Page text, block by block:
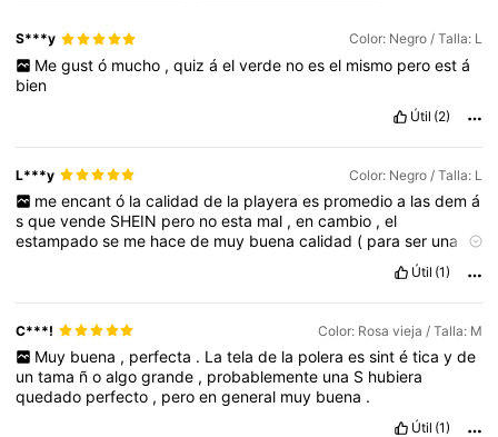
S***y Color: Negro / Talla: L
Me gust ó mucho , quiz á el verde no es el mismo pero est á
bien
Útil (2)
L***y Color: Negro / Talla: L
me encant ó la calidad de la playera es promedio a las dem á
squevende SHEIN pero noesta mal ,encambio ,el
estampadose me hacede muy buenacalidad ( paraser una
son
es muy
buenalarecomiendoaltamentejeje
Útil (1)
C***! Color: Rosa vieja / Talla: M
Muy buena , perfecta . La tela de la polera es sint é tica y de
untama ñoalgogrande , probablemente una S hubiera
quedado perfecto , peroengeneral muy buena .
Útil (1)